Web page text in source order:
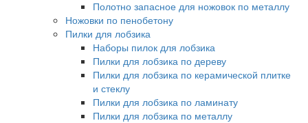
Полотно запасное для ножовок по металлу
Ножовки по пенобетону
Пилки для лобзика
Наборы пилок для лобзика
Пилки для лобзика по дереву
Пилки для лобзика по керамической плитке
и стеклу
Пилки для лобзика по ламинату
Пилки для лобзика по металлу